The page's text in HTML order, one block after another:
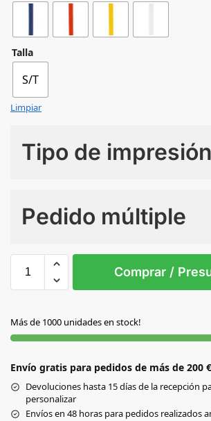
Talla
S/T
Limpiar
Tipo de impresión
Pedido múltiple
S/T
AZUL
BLANCO
ROJO
Comprar /
Más de 1000 unidades en stock!
Envío gratis para pedidos de más de 200 €
Devoluciones hasta 15 días de la recepción
personalizar
Envíos en 48 horas para pedidos realizados